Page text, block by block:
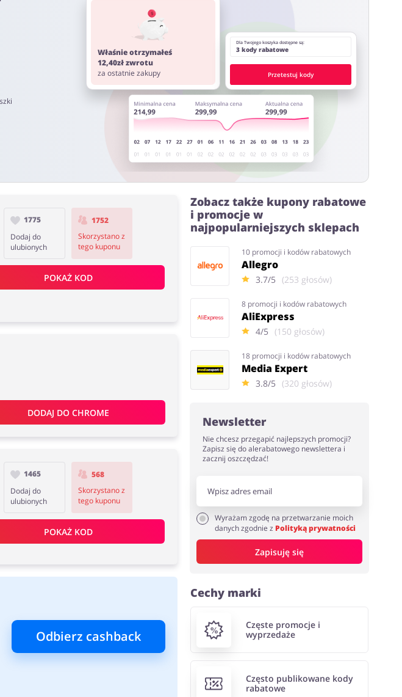
AdBlock oraz aby nie korzystać z innych stron lub rozszerzeń do przeglądarki
Właśnie otrzymałeś
12,40zł zwrotu
za ostatnie zakupy
Dla Twojego koszyka dostępne są:
3 kody rabatowe
Przetestuj kody
1775
Dodaj do
ulubionych
1752
Skorzystano z
tego kuponu
POKAŻ KOD
1465
Dodaj do
ulubionych
568
Skorzystano z
tego kuponu
POKAŻ KOD
DODAJ DO CHROME
Odbierz cashback
Zobacz także kupony rabatowe
i promocje w
najpopularniejszych sklepach
10 promocji i kodów rabatowych
Allegro
3.7/5 (253 głosów)
8 promocji i kodów rabatowych
AliExpress
4/5 (150 głosów)
18 promocji i kodów rabatowych
Media Expert
3.8/5 (320 głosów)
Newsletter
Nie chcesz przegapić najlepszych promocji?
Zapisz się do alerabatowego newslettera i
zacznij oszczędzać!
Wyrażam zgodę na przetwarzanie moich
danych zgodnie z Polityką prywatności
Zapisuję się
Cechy marki
Częste promocje i
wyprzedaże
Często publikowane kody
rabatowe